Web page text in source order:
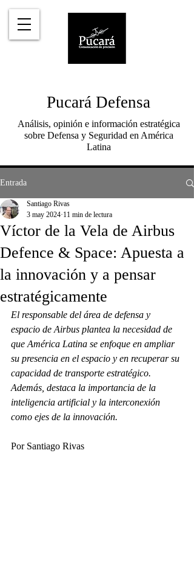
Pucará Defensa
Análisis, opinión e información estratégica
sobre Defensa y Seguridad en América
Latina
Entrada
Víctor de la Vela de Airbus
Defence & Space: Apuesta a
la innovación y a pensar
estratégicamente
Santiago Rivas
3 may 2024 11 min de lectura
El responsable del área de defensa y
espacio de Airbus plantea la necesidad de
que América Latina se enfoque en ampliar
su presencia en el espacio y en recuperar su
capacidad de transporte estratégico.
Además, destaca la importancia de la
inteligencia artificial y la interconexión
como ejes de la innovación.
Por Santiago Rivas